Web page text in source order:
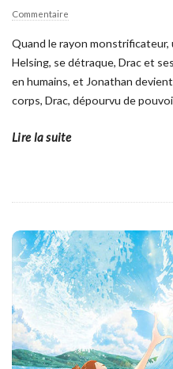
Commentaire
Quand le rayon
Helsing, se détraque, Drac et
en humains, et Jonathan
corps, Drac, dépourvu de
Lire la suite